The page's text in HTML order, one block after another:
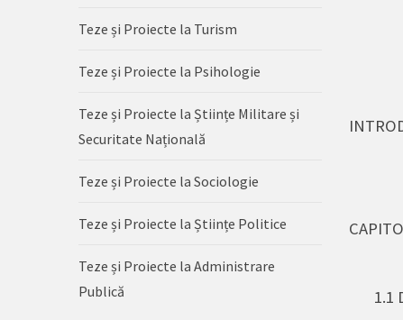
1.1
Teze și Proiecte la Turism
Teze și Proiecte la Psihologie
Teze și Proiecte la Științe Militare și
Securitate Națională
Teze și Proiecte la Sociologie
Teze și Proiecte la Științe Politice
Teze și Proiecte la Administrare
Publică